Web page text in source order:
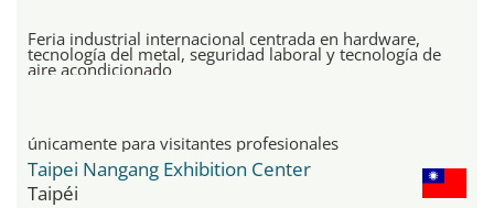
Feria industrial internacional centrada en hardware,
tecnología del metal, seguridad laboral y tecnología de
aire acondicionado
únicamente para visitantes profesionales
Taipei Nangang Exhibition Center
Taipéi